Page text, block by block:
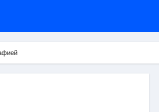
застройщика и сценарии оформления
предприятиях